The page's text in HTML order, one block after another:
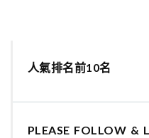
人氣排名前10名
PLEASE FOLLOW &